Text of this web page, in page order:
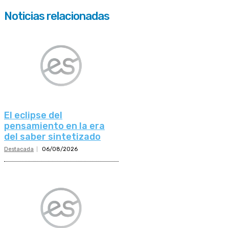
Noticias relacionadas
El eclipse del
pensamiento en la era
del saber sintetizado
Destacada 06/08/2026